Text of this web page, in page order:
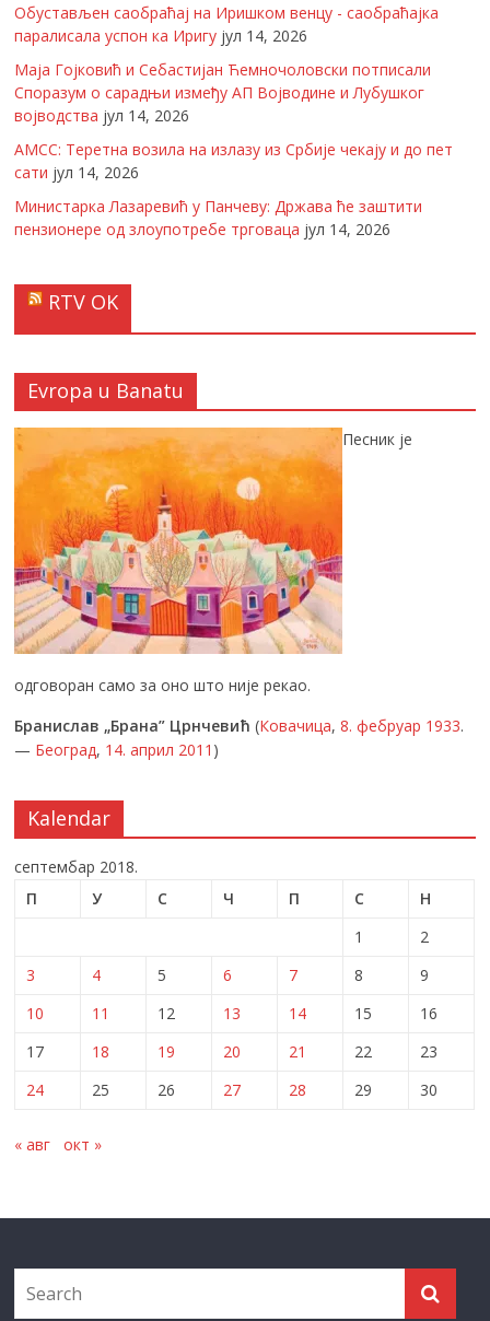
Обустављен саобраћај на Иришком венцу - саобраћајка
паралисала успон ка Иригу јул 14, 2026
Маја Гојковић и Себастијан Ћемночоловски потписали
Споразум о сарадњи између АП Војводине и Лубушког
војводства јул 14, 2026
АМСС: Теретна возила на излазу из Србије чекају и до пет
сати јул 14, 2026
Министарка Лазаревић у Панчеву: Држава ће заштити
пензионере од злоупотребе трговаца јул 14, 2026
RTV OK
Evropa u Banatu
Песник је
одговоран само за оно што није рекао.
Бранислав „Брана” Црнчевић (Ковачица,8. фебруар 1933.
— Београд, 14. април 2011 )
Kalendar
септембар 2018.
П
У С Ч П С
Н
1
2
3
4 5 6 7 8
9
10
11 12 13 14 15
16
17
18 19 20 21 22
23
24
25 26 27 28 29 30
« авг окт »